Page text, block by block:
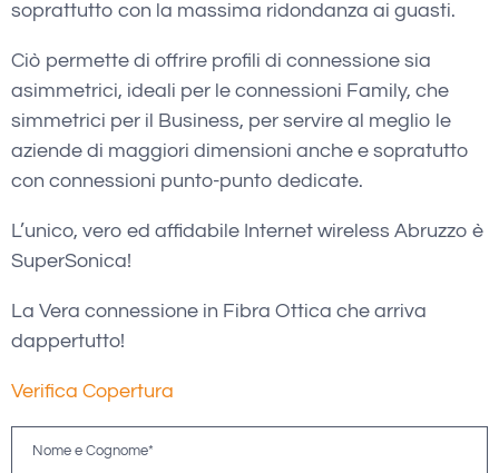
soprattutto con la massima ridondanza ai guasti.
Ciò permette di offrire profili di connessione sia
asimmetrici, ideali per le connessioni Family, che
simmetrici per il Business, per servire al meglio le
aziende di maggiori dimensioni anche e sopratutto
con connessioni punto-punto dedicate.
L’unico, vero ed affidabile Internet wireless Abruzzo è
SuperSonica!
La Vera connessione in Fibra Ottica che arriva
dappertutto!
Verifica Copertura